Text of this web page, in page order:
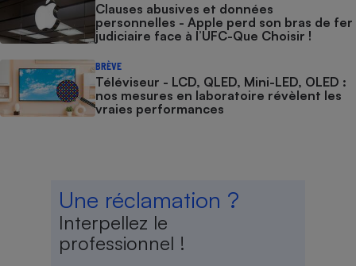
Clauses abusives et données
personnelles - Apple perd son bras de fer
judiciaire face à l’UFC-Que Choisir !
BRÈVE
Téléviseur - LCD, QLED, Mini-LED, OLED :
nos mesures en laboratoire révèlent les
vraies performances
Une réclamation ?
Interpellez le
professionnel !